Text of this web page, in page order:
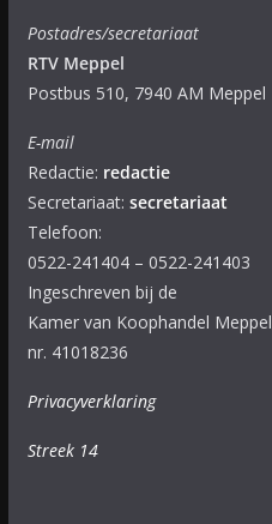
Postadres/secretariaat
RTV Meppel
Postbus 510, 7940 AM Meppel
E-mail
Redactie: redactie
Secretariaat: secretariaat
Telefoon:
0522-241404 – 0522-241403
Ingeschreven bij de
Kamer van Koophandel Meppel
nr. 41018236
Privacyverklaring
Streek 14